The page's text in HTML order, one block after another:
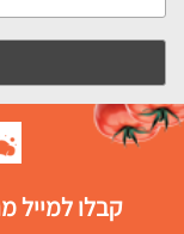
קבלו למייל